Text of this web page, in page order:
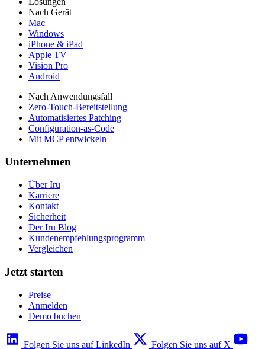
Nach Gerät
Mac
Windows
iPhone & iPad
Apple TV
Vision Pro
Android
Nach Anwendungsfall
Zero-Touch-Bereitstellung
Automatisiertes Patching
Configuration-as-Code
Mit MCP entwickeln
Unternehmen
Über Iru
Karriere
Kontakt
Sicherheit
Der Iru Blog
Kundenempfehlungsprogramm
Vergleichen
Jetzt starten
Preise
Anmelden
Demo buchen
Folgen Sie uns auf LinkedIn Folgen Sie uns auf X